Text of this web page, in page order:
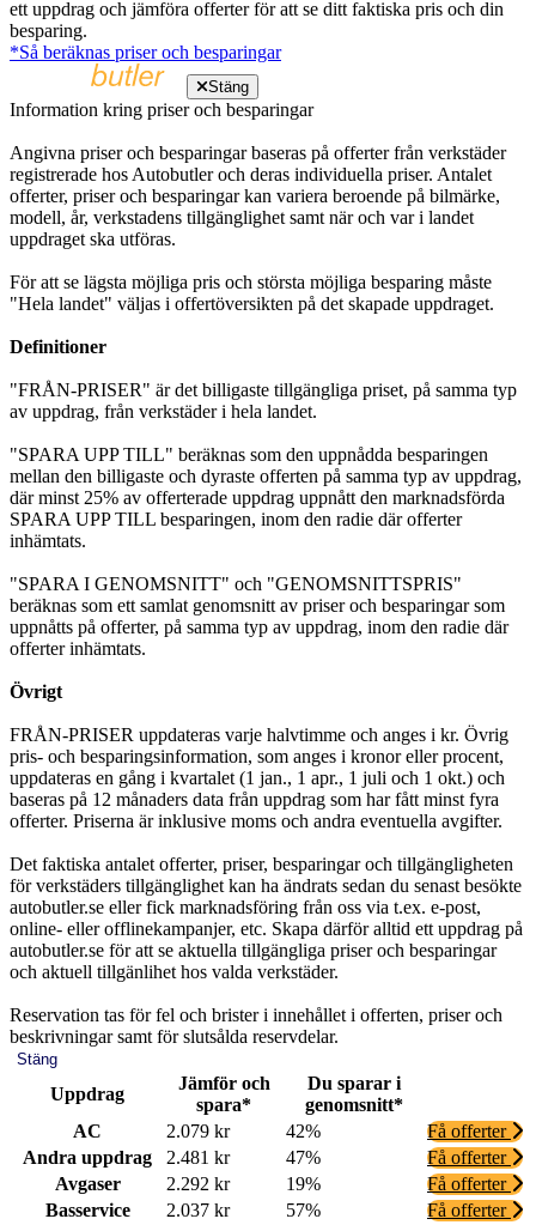
ett uppdrag och jämföra offerter för att se ditt faktiska pris och din
besparing.
*Så beräknas priser och besparingar
Stäng
Information kring priser och besparingar
Angivna priser och besparingar baseras på offerter från verkstäder
registrerade hos Autobutler och deras individuella priser. Antalet
offerter, priser och besparingar kan variera beroende på bilmärke,
modell, år, verkstadens tillgänglighet samt när och var i landet
uppdraget ska utföras.
För att se lägsta möjliga pris och största möjliga besparing måste
"Hela landet" väljas i offertöversikten på det skapade uppdraget.
Definitioner
"FRÅN-PRISER" är det billigaste tillgängliga priset, på samma typ
av uppdrag, från verkstäder i hela landet.
"SPARA UPP TILL" beräknas som den uppnådda besparingen
mellan den billigaste och dyraste offerten på samma typ av uppdrag,
där minst 25% av offerterade uppdrag uppnått den marknadsförda
SPARA UPP TILL besparingen, inom den radie där offerter
inhämtats.
"SPARA I GENOMSNITT" och "GENOMSNITTSPRIS"
beräknas som ett samlat genomsnitt av priser och besparingar som
uppnåtts på offerter, på samma typ av uppdrag, inom den radie där
offerter inhämtats.
Övrigt
FRÅN-PRISER uppdateras varje halvtimme och anges i kr. Övrig
pris- och besparingsinformation, som anges i kronor eller procent,
uppdateras en gång i kvartalet (1 jan., 1 apr., 1 juli och 1 okt.) och
baseras på 12 månaders data från uppdrag som har fått minst fyra
offerter. Priserna är inklusive moms och andra eventuella avgifter.
Det faktiska antalet offerter, priser, besparingar och tillgängligheten
för verkstäders tillgänglighet kan ha ändrats sedan du senast besökte
autobutler.se eller fick marknadsföring från oss via t.ex. e-post,
online- eller offlinekampanjer, etc. Skapa därför alltid ett uppdrag på
autobutler.se för att se aktuella tillgängliga priser och besparingar
och aktuell tillgänlihet hos valda verkstäder.
Reservation tas för fel och brister i innehållet i offerten, priser och
beskrivningar samt för slutsålda reservdelar.
Stäng
Uppdrag
Jämför och
spara*
Du sparar i
genomsnitt*
AC
2.079 kr 42%
Få offerter
Andra uppdrag
2.481 kr 47%
Få offerter
Avgaser
2.292 kr 19%
Få offerter
Basservice
2.037 kr 57%
Få offerter